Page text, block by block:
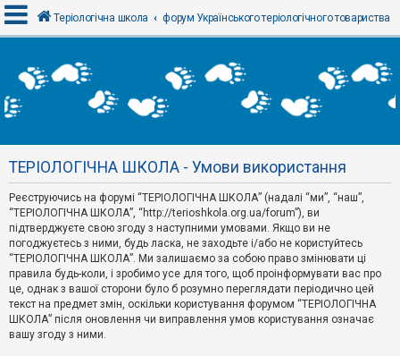
х
і
Р
є
с
т
р
а
ц
я
Т
Теріологічна школа форум Українського теріологічного товариства
ТЕРІОЛОГІЧНА ШКОЛА - Умови використання
Реєструючись на форумі “ТЕРІОЛОГІЧНА ШКОЛА” (надалі “ми”, “наш”,
“ТЕРІОЛОГІЧНА ШКОЛА”, “http://terioshkola.org.ua/forum”), ви
підтверджуєте свою згоду з наступними умовами. Якщо ви не
погоджуєтесь з ними, будь ласка, не заходьте і/або не користуйтесь
“ТЕРІОЛОГІЧНА ШКОЛА”. Ми залишаємо за собою право змінювати ці
правила будь-коли, і зробимо усе для того, щоб проінформувати вас про
це, однак з вашої сторони було б розумно переглядати періодично цей
текст на предмет змін, оскільки користування форумом “ТЕРІОЛОГІЧНА
ШКОЛА” після оновлення чи виправлення умов користування означає
вашу згоду з ними.